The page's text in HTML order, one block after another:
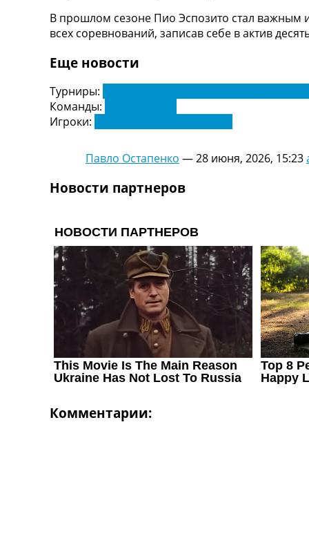
Categories
Главная
Новости футбола
Логин
Рейтинги
Коллективный прогноз
Чемпионат Мира
Украина. Премьер-Лига
Украина. Первая Лига
Лига Чемпионов
Англия. Премьер Лига
Испания. Ла Лига
Другие Турниры >>>
Таблицы
Таблицы групп Чемпионата Мира
Украина. Премьер-Лига
Украина. Первая Лига
Англия. Премьер-Лига
Испания. Ла Лига
В прошлом сезоне Пио Эспозито стал важным
всех соревнований, записав себе в актив
Еще новости
Турниры:
Команды:
Игроки:
Павло Остапенко —28 июня, 2026, 15:23
Новости партнеров
Комментарии: